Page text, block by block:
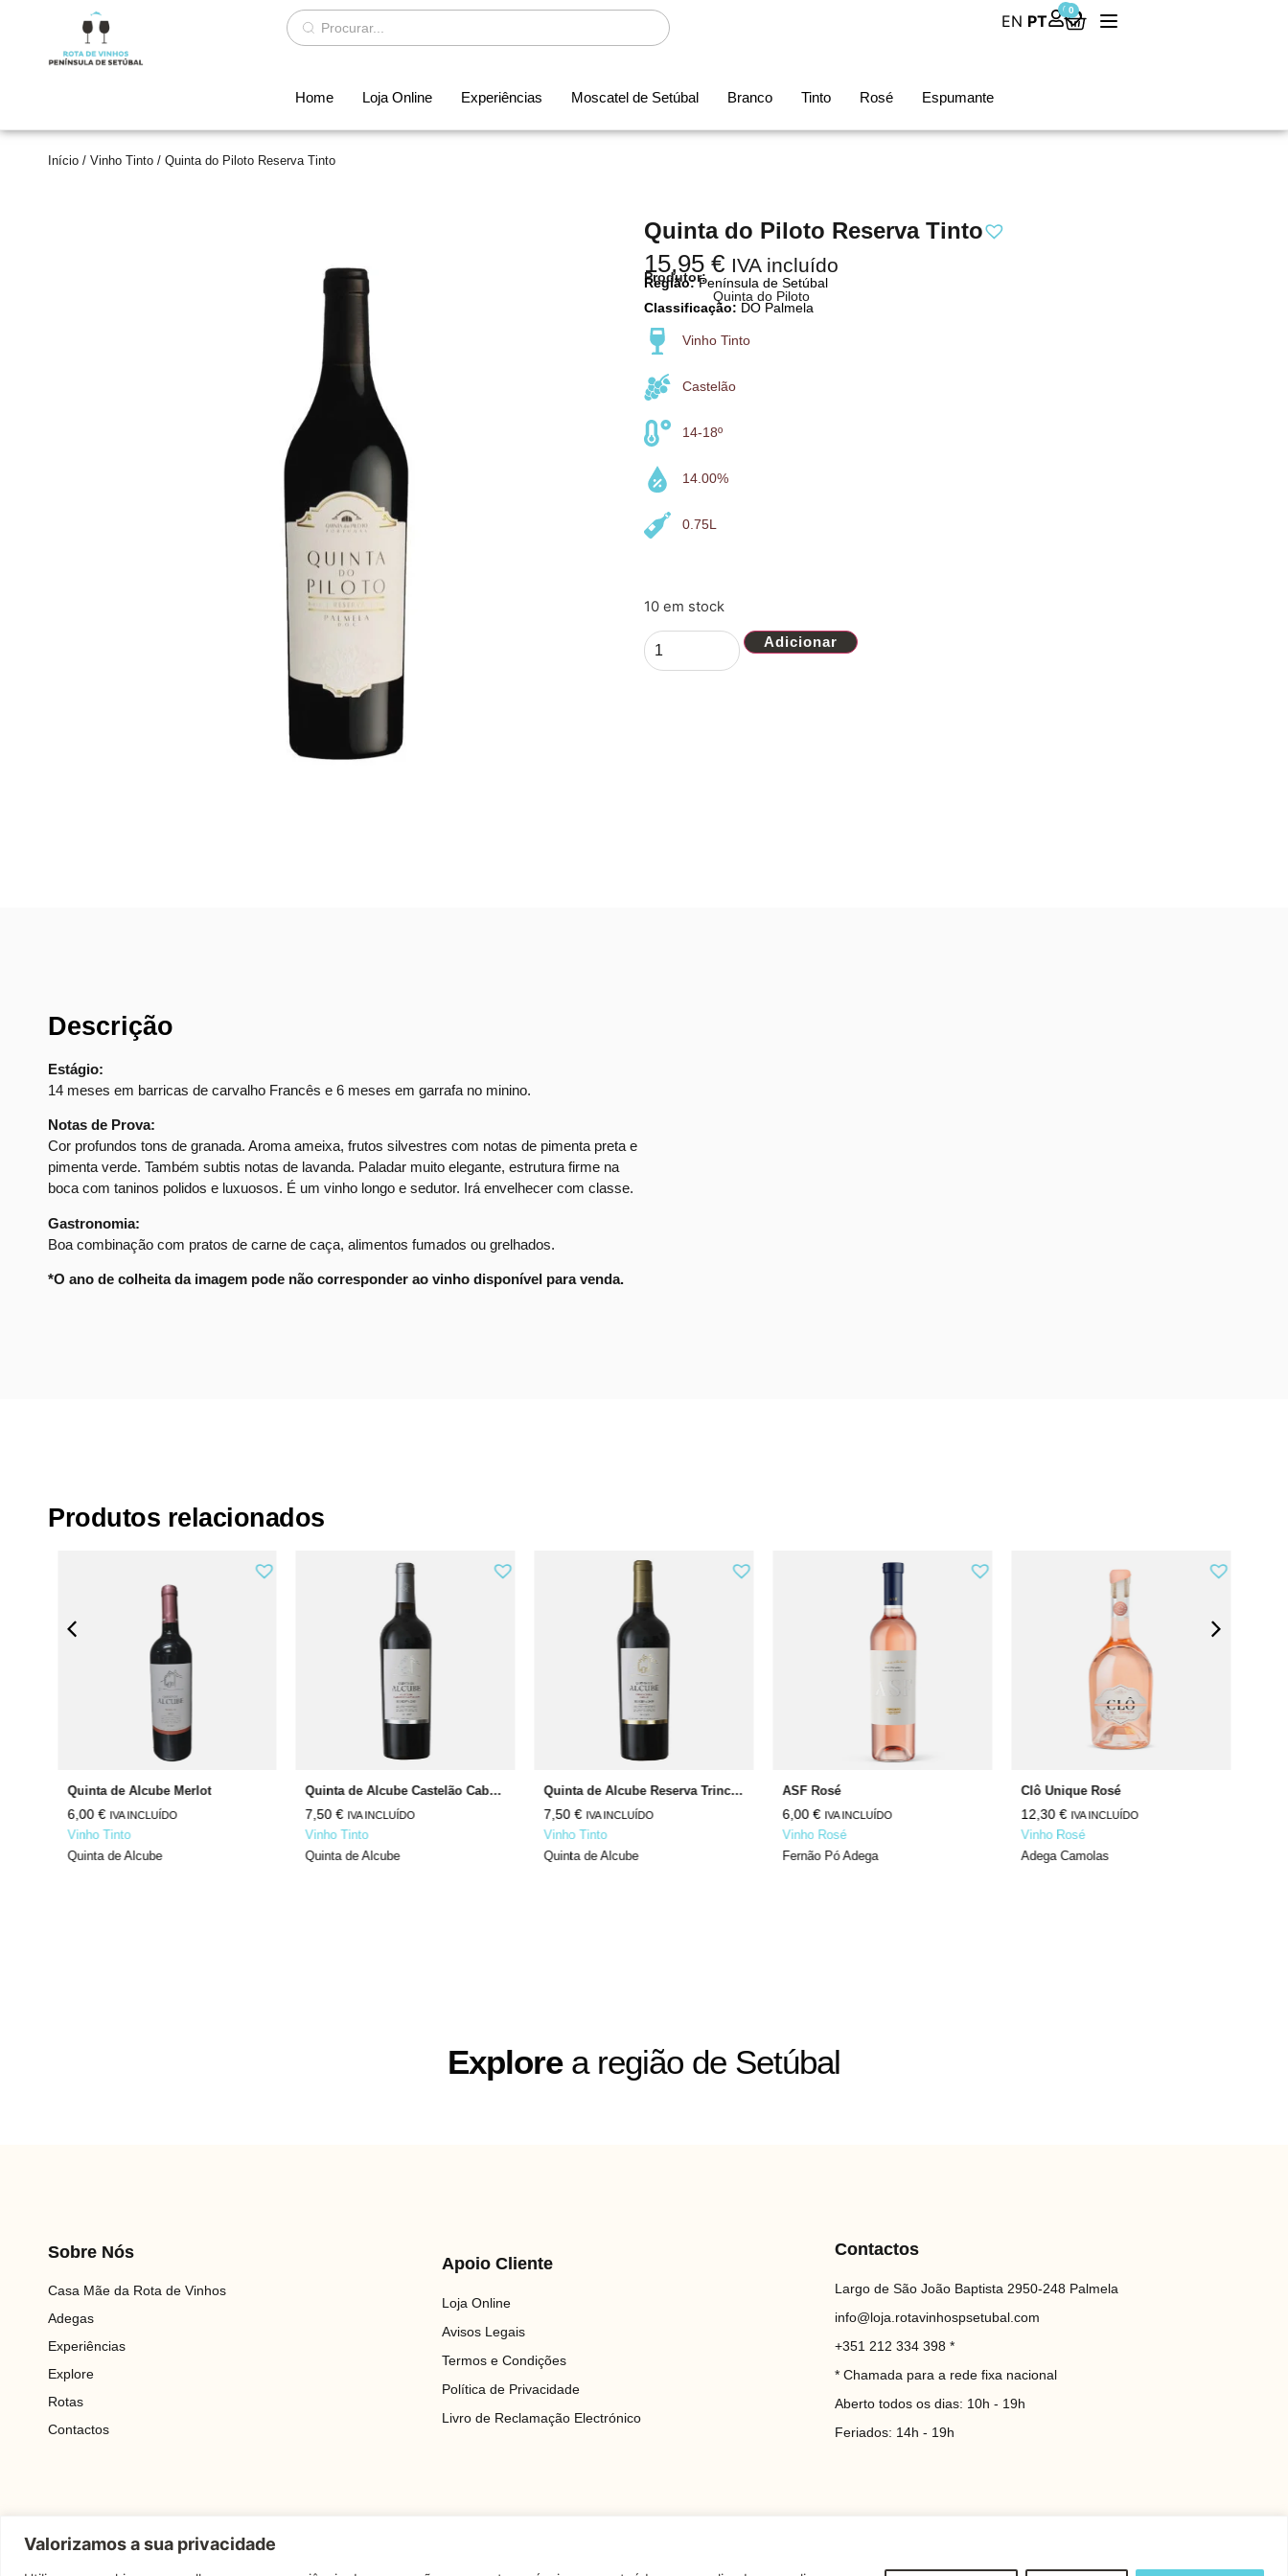
Valorizamos a sua privacidade
EN PT
00
Home Loja Online Experiências Moscatel de Setúbal Branco Tinto Rosé Espumante
Início / Vinho Tinto / Quinta do Piloto Reserva Tinto
Quinta do Piloto Reserva Tinto
15,95 € IVA incluído
Quinta do Piloto
Produtor:
Região:Península de Setúbal
Classificação: DO Palmela
Vinho Tinto
Castelão
14-18º
14.00%
0.75L
10 em stock
Adicionar
Descrição
Estágio:
14 meses em barricas de carvalho Francês e 6 meses em garrafa no minino.
Notas de Prova:
Cor profundos tons de granada. Aroma ameixa, frutos silvestres com notas de pimenta preta e
pimenta verde. Também subtis notas de lavanda. Paladar muito elegante, estrutura firme na
boca com taninos polidos e luxuosos. É um vinho longo e sedutor. Irá envelhecer com classe.
Gastronomia:
Boa combinação com pratos de carne de caça, alimentos fumados ou grelhados.
*O ano de colheita da imagem pode não corresponder ao vinho disponível para venda.
Produtos relacionados
Quinta de Alcube Merlot
6,00 € IVA INCLUÍDO
Vinho Tinto
Quinta de Alcube
Quinta de Alcube Castelão Cabernet Sauvignon
7,50€ IVA INCLUÍDO
Vinho Tinto
Quinta de Alcube
Quinta de Alcube Reserva Trincadeira Syrah
7,50€ IVA INCLUÍDO
Vinho Tinto
Quinta de Alcube
ASF Rosé
6,00€ IVA INCLUÍDO
Vinho Rosé
Fernão Pó Adega
Clô Unique Rosé
12,30€ IVA INCLUÍDO
Vinho Rosé
Adega Camolas
Explorea região de Setúbal
Sobre Nós
Casa Mãe da Rota de Vinhos
Adegas
Experiências
Explore
Rotas
Contactos
Apoio Cliente
Loja Online
Avisos Legais
Termos e Condições
Política de Privacidade
Livro de Reclamação Electrónico
Contactos
Largo de São João Baptista 2950-248 Palmela
info@loja.rotavinhospsetubal.com
+351 212 334 398 *
* Chamada para a rede fixa nacional
Aberto todos os dias: 10h - 19h
Feriados: 14h - 19h